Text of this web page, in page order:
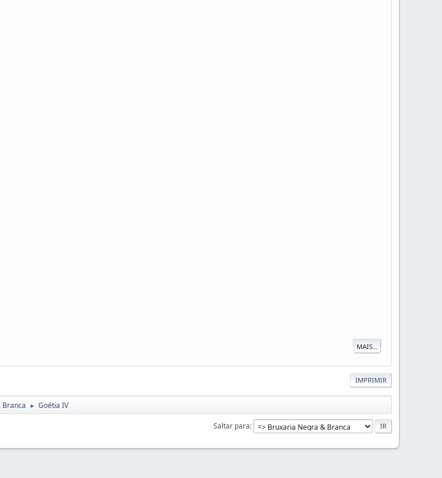
MAIS...
IMPRIMIR
► Goétia IV
Saltar para